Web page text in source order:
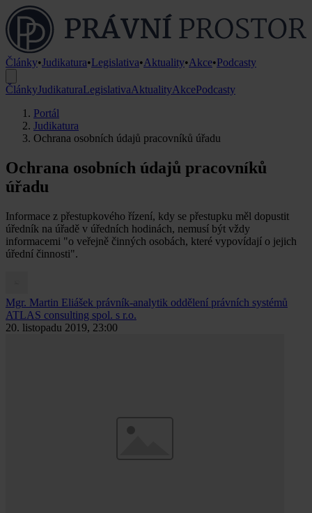
Články•Judikatura•Legislativa•Aktuality•Akce•Podcasty
ČlánkyJudikaturaLegislativaAktualityAkcePodcasty
Portál
Judikatura
Ochrana osobních údajů pracovníků úřadu
Ochrana osobních údajů pracovníků
úřadu
Informace z přestupkového řízení, kdy se přestupku měl dopustit
úředník na úřadě v úředních hodinách, nemusí být vždy
informacemi "o veřejně činných osobách, které vypovídají o jejich
úřední činnosti".
Mgr. Martin Eliášek právník-analytik oddělení právních systémů
ATLAS consulting spol. s r.o.
20. listopadu 2019, 23:00